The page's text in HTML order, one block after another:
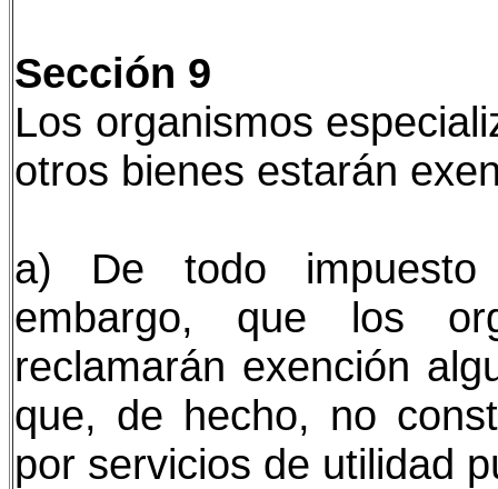
Sección 9
Los organismos
otros bienes estarán
a) De todo impuesto
embargo, que los
reclamarán exención
que, de hecho, no
por servicios de utilidad